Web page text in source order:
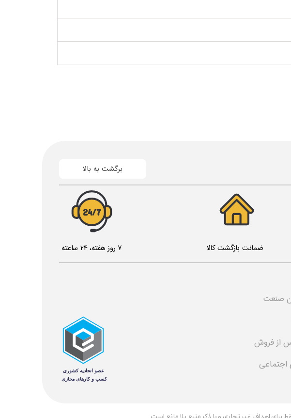
7 روز هفته، 24 ساعته ضمانت بازگشت کالا
برگشت به بالا
صنعت
از فروش
24/7